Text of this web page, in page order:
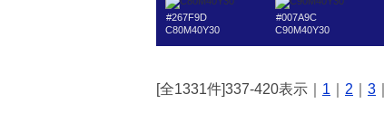
#267F9D
C80M40Y30
#007A9C
C90M40Y30
[全1331件]337-420表示｜ 1 2 3